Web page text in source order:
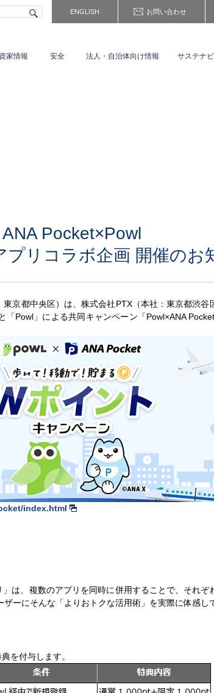
ENGLISH お問い合わせ
家情報 安全 法人・自治体向け情報 サステナ
ANA Pocket×Powl
プリコラボ企画 開催のお
京都中央区）は、株式会社PTX（本社：東京都渋谷
「Powl」による共同キャンペーン「Powl×ANA
index.html
は、複数のアプリを同時に併用することで、それ
ーにそんな「よりおトクな活用術」を実際に体感し
を付与します。